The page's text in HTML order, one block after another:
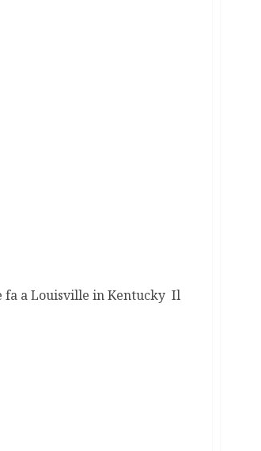
fa a Louisville in Kentucky Il